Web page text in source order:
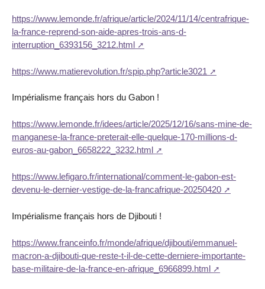
https://www.lemonde.fr/afrique/article/2024/11/14/centrafrique-
la-france-reprend-son-aide-apres-trois-ans-d-
interruption_6393156_3212.html
https://www.matierevolution.fr/spip.php?article3021
Impérialisme français hors du Gabon !
https://www.lemonde.fr/idees/article/2025/12/16/sans-mine-de-
manganese-la-france-preterait-elle-quelque-170-millions-d-
euros-au-gabon_6658222_3232.html
https://www.lefigaro.fr/international/comment-le-gabon-est-
devenu-le-dernier-vestige-de-la-francafrique-20250420
Impérialisme français hors de Djibouti !
https://www.franceinfo.fr/monde/afrique/djibouti/emmanuel-
macron-a-djibouti-que-reste-t-il-de-cette-derniere-importante-
base-militaire-de-la-france-en-afrique_6966899.html